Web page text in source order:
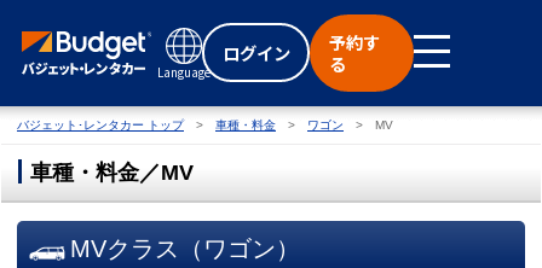
Language
ログイン
予約す
る
バジェット･レンタカー トップ 車種・料金 ワゴン MV
車種・料金／MV
MVクラス（ワゴン）